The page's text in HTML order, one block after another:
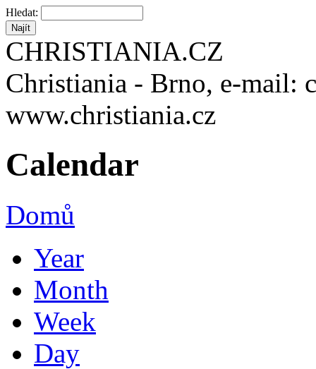
Hledat:
CHRISTIANIA.CZ
Christiania - Brno, e-mail:
www.christiania.cz
Calendar
Domů
Year
Month
Week
Day